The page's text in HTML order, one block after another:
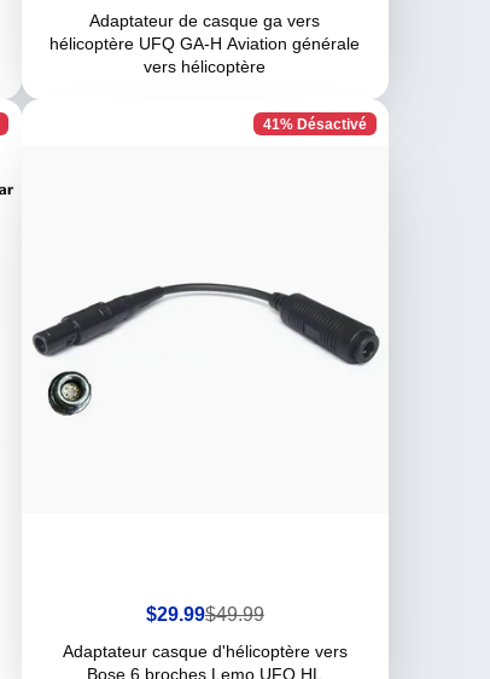
vente
Adaptateur de casque ga vers
hélicoptère UFQ GA-H Aviation générale
vers hélicoptère
41% Désactivé
Prix
vente
$29.99Prix
$49.99
Adaptateur casque d'hélicoptère vers
Bose 6 broches Lemo UFQ HL